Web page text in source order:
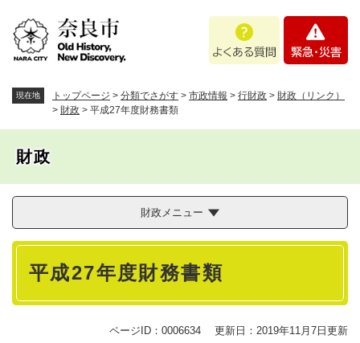
あ
問
・
現在地 トップページ > 分類でさがす > 市政情報 > 行財政 > 財政（リンク）
> 財政 > 平成27年度財務書類
財政
財政メニュー
本
平成27年度財務書類
ページID：0006634 更新日：2019年11月7日更新